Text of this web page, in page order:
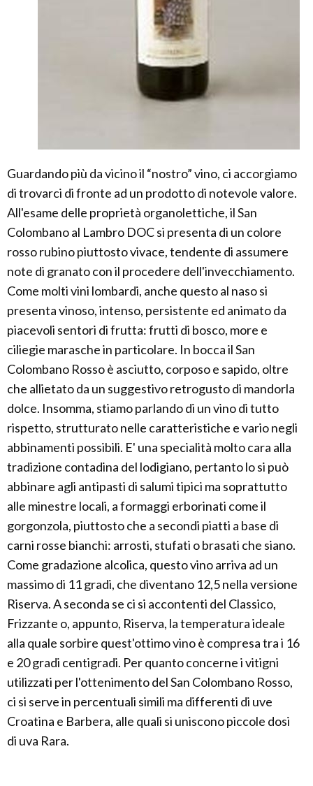
Guardando più da vicino il “nostro” vino, ci accorgiamo
di trovarci di fronte ad un prodotto di notevole valore.
All'esame delle proprietà organolettiche, il San
Colombano al Lambro DOC si presenta di un colore
rosso rubino piuttosto vivace, tendente di assumere
note di granato con il procedere dell'invecchiamento.
Come molti vini lombardi, anche questo al naso si
presenta vinoso, intenso, persistente ed animato da
piacevoli sentori di frutta: frutti di bosco, more e
ciliegie marasche in particolare. In bocca il San
Colombano Rosso è asciutto, corposo e sapido, oltre
che allietato da un suggestivo retrogusto di mandorla
dolce. Insomma, stiamo parlando di un vino di tutto
rispetto, strutturato nelle caratteristiche e vario negli
abbinamenti possibili. E' una specialità molto cara alla
tradizione contadina del lodigiano, pertanto lo si può
abbinare agli antipasti di salumi tipici ma soprattutto
alle minestre locali, a formaggi erborinati come il
gorgonzola, piuttosto che a secondi piatti a base di
carni rosse bianchi: arrosti, stufati o brasati che siano.
Come gradazione alcolica, questo vino arriva ad un
massimo di 11 gradi, che diventano 12,5 nella versione
Riserva. A seconda se ci si accontenti del Classico,
Frizzante o, appunto, Riserva, la temperatura ideale
alla quale sorbire quest'ottimo vino è compresa tra i 16
e 20 gradi centigradi. Per quanto concerne i vitigni
utilizzati per l'ottenimento del San Colombano Rosso,
ci si serve in percentuali simili ma differenti di uve
Croatina e Barbera, alle quali si uniscono piccole dosi
di uva Rara.